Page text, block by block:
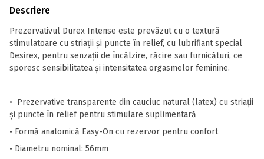
Descriere
Prezervativul Durex Intense este prevăzut cu o textură
stimulatoare cu striații și puncte în relief, cu lubrifiant special
Desirex, pentru senzații de încălzire, răcire sau furnicături, ce
sporesc sensibilitatea și intensitatea orgasmelor feminine.
• Prezervative transparente din cauciuc natural (latex) cu striații
și puncte în relief pentru stimulare suplimentară
• Formă anatomică Easy-On cu rezervor pentru confort
• Diametru nominal: 56mm